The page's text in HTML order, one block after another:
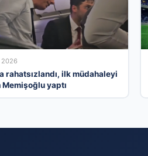
rahatsızlandı, ilk müdahaleyi
Memişoğlu yaptı